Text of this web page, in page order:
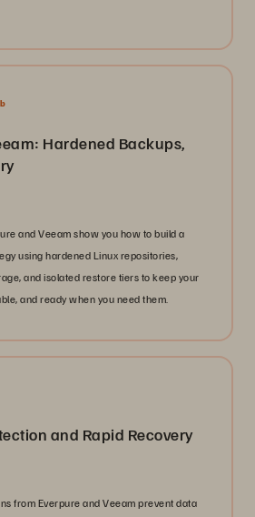
Hardened Backups,
and Veeam show you how to build a
using hardened Linux repositories,
and isolated restore tiers to keep your
and ready when you need them.
and Rapid Recovery
from Everpure and Veeam prevent data